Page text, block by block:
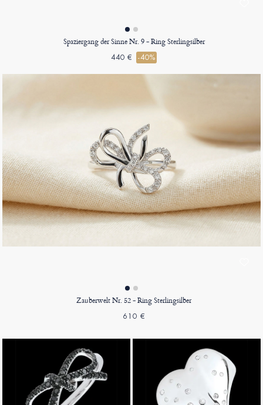
Spaziergang der Sinne Nr. 9 - Ring Sterlingsilber
440 € -40%
Zauberwelt Nr. 52 - Ring Sterlingsilber
610 €